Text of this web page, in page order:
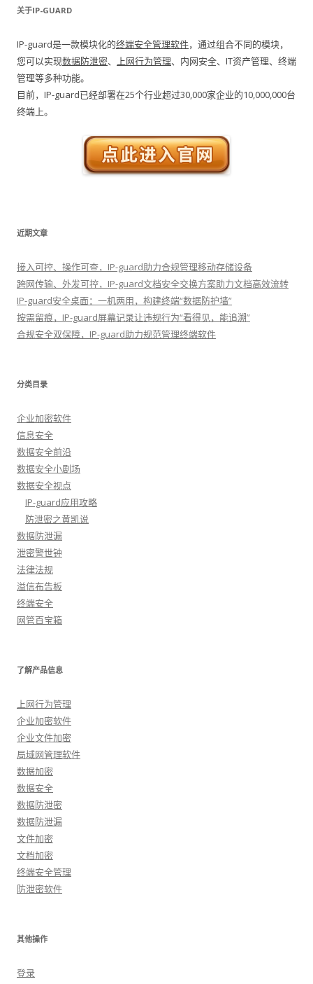
关于IP-GUARD
IP-guard是一款模块化的终端安全管理软件，通过组合不同的模块，
您可以实现数据防泄密、 上网行为管理、内网安全、IT资产管理、终端
管理等多种功能。
目前，IP-guard已经部署在25个行业超过30,000家企业的10,000,000台
终端上。
近期文章
接入可控、操作可查，IP-guard助力合规管理移动存储设备
跨网传输、外发可控，IP-guard文档安全交换方案助力文档高效流转
IP-guard安全桌面：一机两用，构建终端“数据防护墙”
按需留痕，IP-guard屏幕记录让违规行为“看得见，能追溯”
合规安全双保障，IP-guard助力规范管理终端软件
分类目录
企业加密软件
信息安全
数据安全前沿
数据安全小剧场
数据安全视点
IP-guard应用攻略
防泄密之黄凯说
数据防泄漏
泄密警世钟
法律法规
溢信布告板
终端安全
网管百宝箱
了解产品信息
上网行为管理
企业加密软件
企业文件加密
局域网管理软件
数据加密
数据安全
数据防泄密
数据防泄漏
文件加密
文档加密
终端安全管理
防泄密软件
其他操作
登录